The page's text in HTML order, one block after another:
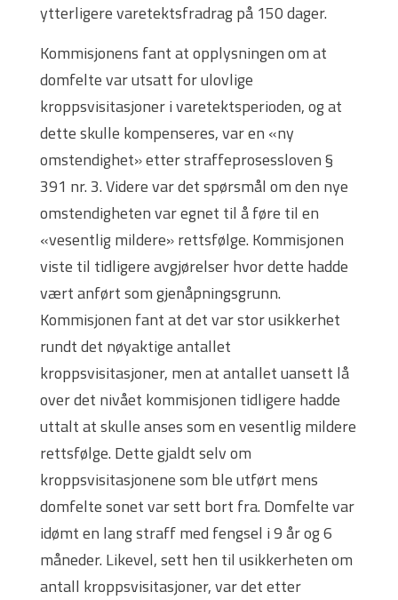
ytterligere varetektsfradrag på 150 dager.
Kommisjonens fant at opplysningen om at
domfelte var utsatt for ulovlige
kroppsvisitasjoner i varetektsperioden, og at
dette skulle kompenseres, var en «ny
omstendighet» etter straffeprosessloven §
391 nr. 3. Videre var det spørsmål om den nye
omstendigheten var egnet til å føre til en
«vesentlig mildere» rettsfølge. Kommisjonen
viste til tidligere avgjørelser hvor dette hadde
vært anført som gjenåpningsgrunn.
Kommisjonen fant at det var stor usikkerhet
rundt det nøyaktige antallet
kroppsvisitasjoner, men at antallet uansett lå
over det nivået kommisjonen tidligere hadde
uttalt at skulle anses som en vesentlig mildere
rettsfølge. Dette gjaldt selv om
kroppsvisitasjonene som ble utført mens
domfelte sonet var sett bort fra. Domfelte var
idømt en lang straff med fengsel i 9 år og 6
måneder. Likevel, sett hen til usikkerheten om
antall kroppsvisitasjoner, var det etter